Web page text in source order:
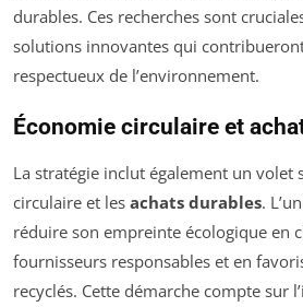
durables. Ces recherches sont
solutions innovantes qui
respectueux de l’environnement.
Économie circulaire et
La stratégie inclut également un volet
circulaire et les achats durables.
réduire son empreinte écologique en
fournisseurs responsables et en
recyclés. Cette démarche compte sur